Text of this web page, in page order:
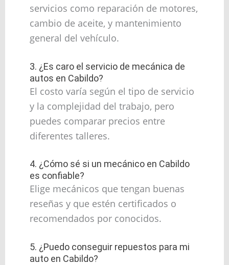
servicios como reparación de motores,
cambio de aceite, y mantenimiento
general del vehículo.
3. ¿Es caro el servicio de mecánica de
autos en Cabildo?
El costo varía según el tipo de servicio
y la complejidad del trabajo, pero
puedes comparar precios entre
diferentes talleres.
4. ¿Cómo sé si un mecánico en Cabildo
es confiable?
Elige mecánicos que tengan buenas
reseñas y que estén certificados o
recomendados por conocidos.
5. ¿Puedo conseguir repuestos para mi
auto en Cabildo?